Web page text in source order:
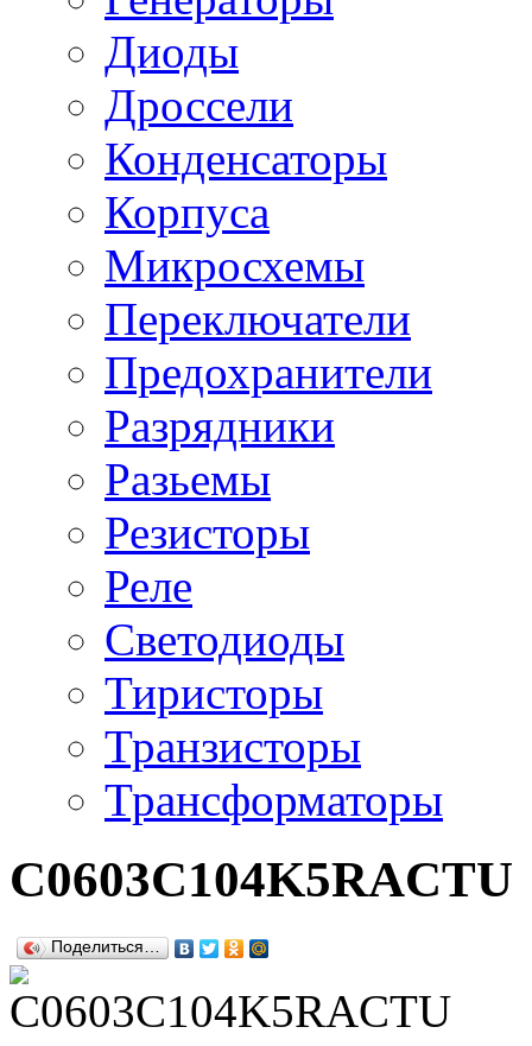
Диоды
Дроссели
Конденсаторы
Корпуса
Микросхемы
Переключатели
Предохранители
Разрядники
Разьемы
Резисторы
Реле
Светодиоды
Тиристоры
Транзисторы
Трансформаторы
C0603C104K5RACTU
Поделиться…